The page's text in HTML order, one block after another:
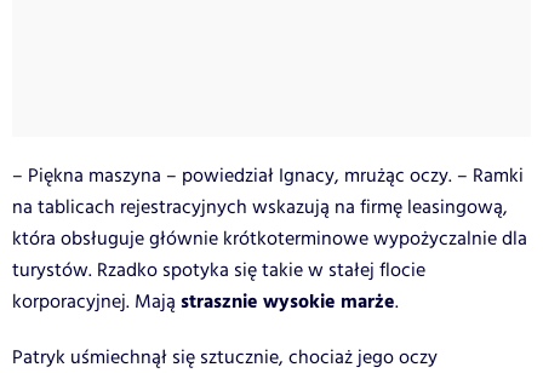
– Piękna maszyna – powiedział Ignacy, mrużąc oczy. – Ramki
na tablicach rejestracyjnych wskazują na firmę leasingową,
która obsługuje głównie krótkoterminowe wypożyczalnie dla
turystów. Rzadko spotyka się takie w stałej flocie
korporacyjnej. Mają strasznie wysokie marże.
Patryk uśmiechnął się sztucznie, chociaż jego oczy